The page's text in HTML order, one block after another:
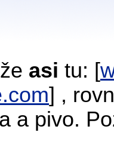
asi tu: [
] ,
a pivo.